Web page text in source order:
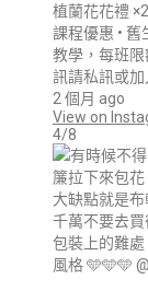
植蘭花花
課程優惠 • 舊
教學，每班
訊請私訊或加
2 個月 ago
View on
4/8